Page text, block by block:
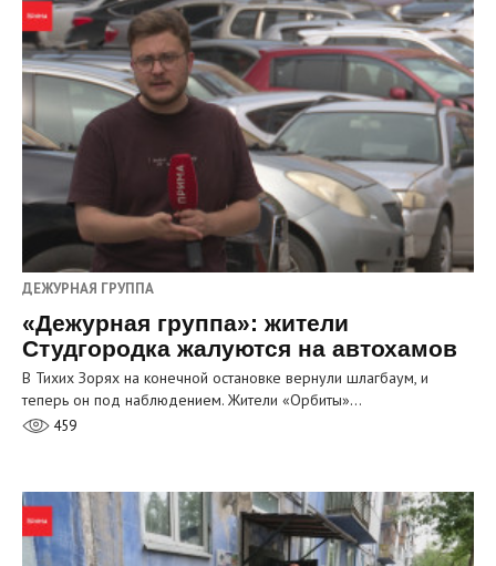
ДЕЖУРНАЯ ГРУППА
«Дежурная группа»: жители
Студгородка жалуются на автохамов
В Тихих Зорях на конечной остановке вернули шлагбаум, и
теперь он под наблюдением. Жители «Орбиты»…
459